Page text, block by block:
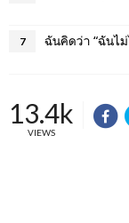
7 ฉันคิดว่า “ฉันไม่
13.4k
VIEWS